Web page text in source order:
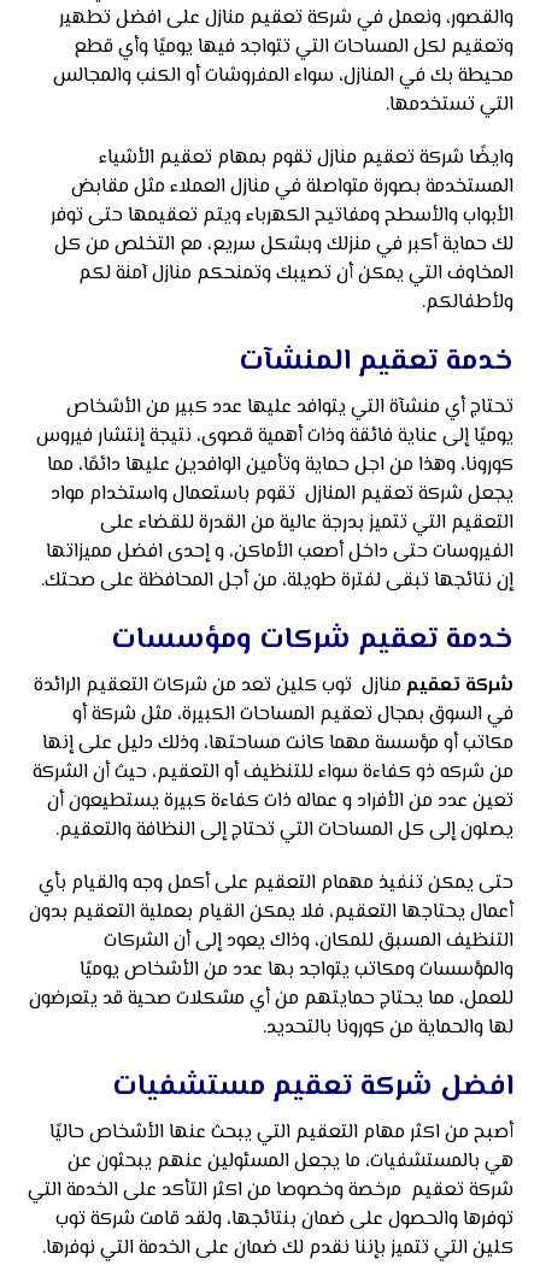
والقصور، ونعمل في شركة تعقيم منازل على افضل تطهير
وتعقيم لكل المساحات التي تتواجد فيها يوميًا وأي قطع
محيطة بك في المنازل، سواء المفروشات أو الكنب والمجالس
التي تستخدمها.
وايضًا شركة تعقيم منازل تقوم بمهام تعقيم الأشياء
المستخدمة بصورة متواصلة في منازل العملاء مثل مقابض
الأبواب والأسطح ومفاتيح الكهرباء ويتم تعقيمها حتى توفر
لك حماية أكبر في منزلك وبشكل سريع، مع التخلص من كل
المخاوف التي يمكن أن تصيبك وتمنحكم منازل آمنة لكم
ولأطفالكم.
خدمة تعقيم المنشآت
تحتاج أي منشآة التي يتوافد عليها عدد كبير من الأشخاص
يوميًا إلى عناية فائقة وذات أهمية قصوى، نتيجة إنتشار فيروس
كورونا، وهذا من اجل حماية وتأمين الوافدين عليها دائمًا، مما
يجعل شركة تعقيم المنازل تقوم باستعمال واستخدام مواد
التعقيم التي تتميز بدرجة عالية من القدرة للقضاء على
الفيروسات حتى داخل أصعب الأماكن، و إحدى افضل مميزاتها
إن نتائجها تبقى لفترة طويلة، من أجل المحافظة على صحتك.
خدمة تعقيم شركات ومؤسسات
شركة تعقيم منازل توب كلين تعد من شركات التعقيم الرائدة
في السوق بمجال تعقيم المساحات الكبيرة، مثل شركة أو
مكاتب أو مؤسسة مهما كانت مساحتها، وذلك دليل على إنها
من شركه ذو كفاءة سواء للتنظيف أو التعقيم، حيث أن الشركة
تعين عدد من الأفراد و عماله ذات كفاءة كبيرة يستطيعون أن
يصلون إلى كل المساحات التي تحتاج إلى النظافة والتعقيم.
حتى يمكن تنفيذ مهمام التعقيم على أكمل وجه والقيام بأي
أعمال يحتاجها التعقيم، فلا يمكن القيام بعملية التعقيم بدون
التنظيف المسبق للمكان، وذاك يعود إلى أن الشركات
والمؤسسات ومكاتب يتواجد بها عدد من الأشخاص يوميًا
للعمل، مما يحتاج حمايتهم من أي مشكلات صحية قد يتعرضون
لها والحماية من كورونا بالتحديد.
افضل شركة تعقيم مستشفيات
أصبح من اكثر مهام التعقيم التي يبحث عنها الأشخاص حاليًا
هي بالمستشفيات، ما يجعل المسئولين عنهم يبحثون عن
شركة تعقيم مرخصة وخصوصا من اكثر التأكد على الخدمة التي
توفرها والحصول على ضمان بنتائجها، ولقد قامت شركة توب
كلين التي تتميز بإننا نقدم لك ضمان على الخدمة التي نوفرها.